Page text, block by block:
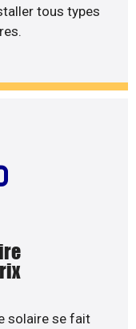
tous types
solaire se fait